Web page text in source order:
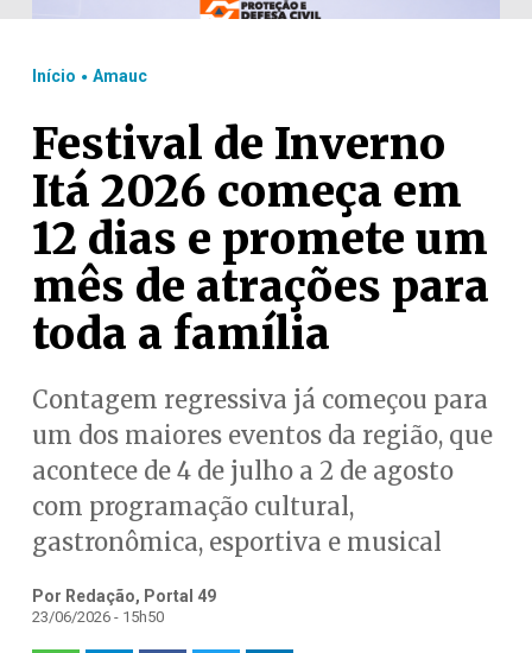
Início . Amauc
Festival de Inverno
Itá 2026 começa em
12 dias e promete um
mês de atrações para
toda a família
Contagem regressiva já começou para
um dos maiores eventos da região, que
acontece de 4 de julho a 2 de agosto
com programação cultural,
gastronômica, esportiva e musical
Por Redação, Portal 49
23/06/2026 - 15h50